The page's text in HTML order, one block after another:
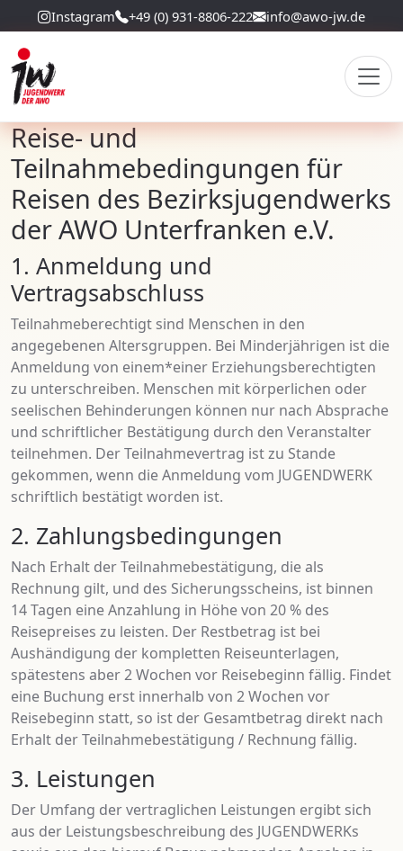
Instagram +49 (0) 931-8806-222 info@awo-jw.de
Reise- und
Teilnahmebedingungen für
Reisen des Bezirksjugendwerks
der AWO Unterfranken e.V.
1. Anmeldung und
Vertragsabschluss
Teilnahmeberechtigt sind Menschen in den
angegebenen Altersgruppen. Bei Minderjährigen ist die
Anmeldung von einem*einer Erziehungsberechtigten
zu unterschreiben. Menschen mit körperlichen oder
seelischen Behinderungen können nur nach Absprache
und schriftlicher Bestätigung durch den Veranstalter
teilnehmen. Der Teilnahmevertrag ist zu Stande
gekommen, wenn die Anmeldung vom JUGENDWERK
schriftlich bestätigt worden ist.
2. Zahlungsbedingungen
Nach Erhalt der Teilnahmebestätigung, die als
Rechnung gilt, und des Sicherungsscheins, ist binnen
14 Tagen eine Anzahlung in Höhe von 20 % des
Reisepreises zu leisten. Der Restbetrag ist bei
Aushändigung der kompletten Reiseunterlagen,
spätestens aber 2 Wochen vor Reisebeginn fällig. Findet
eine Buchung erst innerhalb von 2 Wochen vor
Reisebeginn statt, so ist der Gesamtbetrag direkt nach
Erhalt der Teilnahmebestätigung / Rechnung fällig.
3. Leistungen
Der Umfang der vertraglichen Leistungen ergibt sich
aus der Leistungsbeschreibung des JUGENDWERKs